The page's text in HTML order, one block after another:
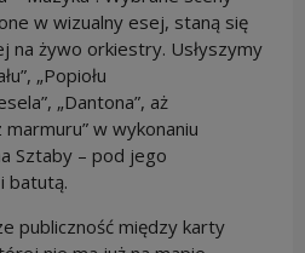
w wizualny esej, staną się
na żywo orkiestry. Usłyszymy
„Popiołu
„Dantona”, aż
marmuru” w wykonaniu
Sztaby – pod jego
batutą.
publiczność między karty